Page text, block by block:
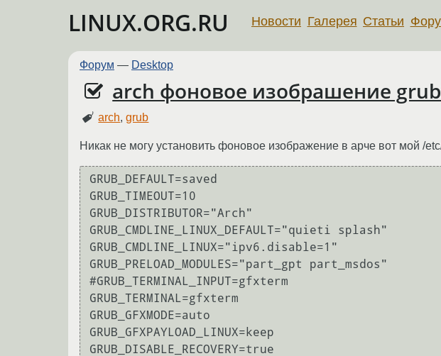
LINUX.ORG.RU Новости Галерея Статьи
Форум — Desktop
arch фоновое изобрашение
arch,grub
Никак не могу установить фоновое изображение в арче вот мой /
GRUB_DEFAULT=saved
GRUB_TIMEOUT=10
GRUB_DISTRIBUTOR="Arch"
GRUB_CMDLINE_LINUX_DEFAULT="quieti splash"
GRUB_CMDLINE_LINUX="ipv6.disable=1"
GRUB_PRELOAD_MODULES="part_gpt part_msdos"
#GRUB_TERMINAL_INPUT=gfxterm
GRUB_TERMINAL=gfxterm
GRUB_GFXMODE=auto
GRUB_GFXPAYLOAD_LINUX=keep
GRUB_DISABLE_RECOVERY=true